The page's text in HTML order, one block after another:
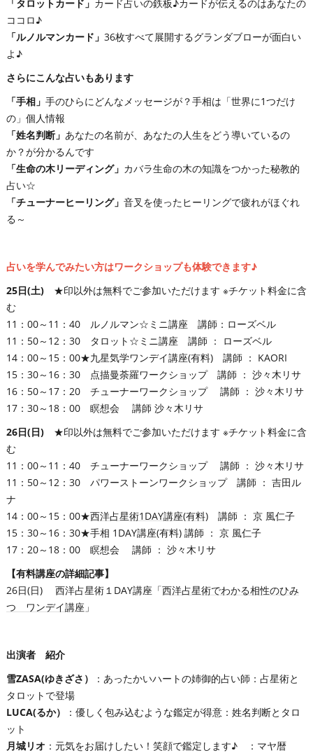
「タロットカード」 カード占いの鉄板♪カードが伝えるのはあなたの
ココロ♪
「ルノルマンカード」 36枚すべて展開するグランダブローが面白い
よ♪
さらにこんな占いもあります
「手相」 手のひらにどんなメッセージが？手相は「世界に1つだけ
の」個人情報
「姓名判断」 あなたの名前が、あなたの人生をどう導いているの
か？が分かるんです
「生命の木リーディング」 カバラ生命の木の知識をつかった秘教的
占い☆
「チューナーヒーリング」 音叉を使ったヒーリングで疲れがほぐれ
る～
占いを学んでみたい方はワークショップも体験できます♪
25日(土)★印以外は無料でご参加いただけます ※チケット料金に含
む
11：00～11：40 ルノルマン☆ミニ講座 講師：ローズベル
11：50～12：30 タロット☆ミニ講座 講師 ： ローズベル
14：00～15：00★九星気学ワンデイ講座(有料) 講師 ： KAORI
15：30～16：30 点描曼荼羅ワークショップ 講師 ： 沙々木リサ
16：50～17：20 チューナーワークショップ 講師 ： 沙々木リサ
17：30～18：00 瞑想会 講師 沙々木リサ
26日(日)★印以外は無料でご参加いただけます ※チケット料金に含
む
11：00～11：40 チューナーワークショップ 講師 ： 沙々木リサ
11：50～12：30 パワーストーンワークショップ 講師 ： 吉田ル
ナ
14：00～15：00★西洋占星術1DAY講座(有料)講師 ： 京 風仁子
15：30～16：30★手相 1DAY講座(有料) 講師 ： 京 風仁子
17：20～18：00 瞑想会 講師 ： 沙々木リサ
【有料講座の詳細記事】
26日(日) 西洋占星術１DAY講座「西洋占星術でわかる相性のひみ
つ ワンデイ講座 」
出演者 紹介
雪ZASA(ゆきざさ）
：あったかいハートの姉御的占い師：占星術と
タロットで登場
LUCA(るか）
：優しく包み込むような鑑定が得意：姓名判断とタロ
ット
月城リオ ：元気をお届けしたい！笑顔で鑑定します♪ ：マヤ暦